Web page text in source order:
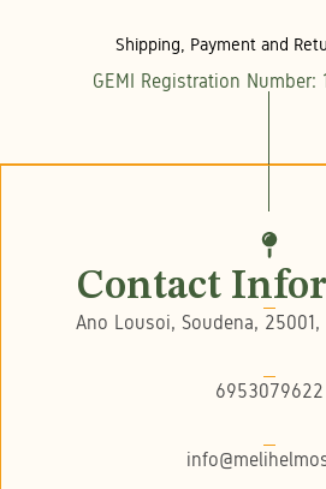
Shipping, Payment and
GEMI Registration Number:
Contact
Ano Lousoi, Soudena, 25001,
6953079622